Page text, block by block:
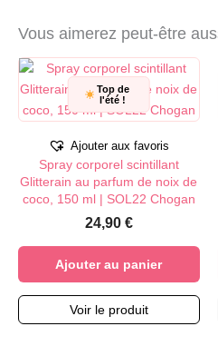
Vous aimerez peut-être
Top de
l'été !
Ajouter aux favoris
Spray corporel scintillant
Glitterain au parfum de noix de
coco, 150 ml | SOL22 Chogan
24,90 €
Ajouter au panier
Voir le produit